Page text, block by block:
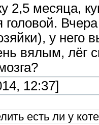
2,5 месяца,
головой.
у
вялым, лёг
12:37]
есть ли у